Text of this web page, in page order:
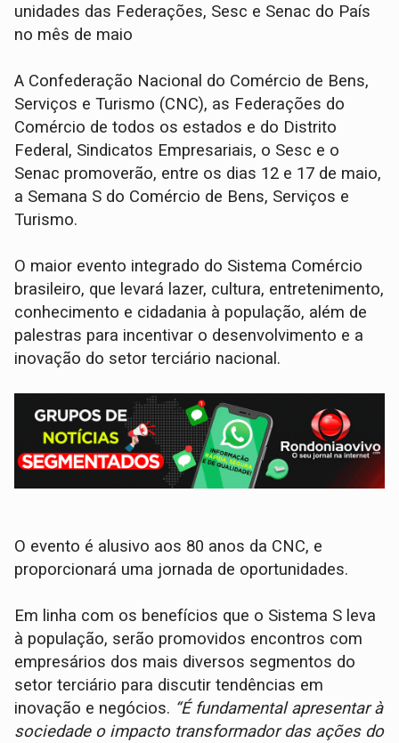
unidades das Federações, Sesc e Senac do País
no mês de maio
A Confederação Nacional do Comércio de Bens,
Serviços e Turismo (CNC), as Federações do
Comércio de todos os estados e do Distrito
Federal, Sindicatos Empresariais, o Sesc e o
Senac promoverão, entre os dias 12 e 17 de maio,
a Semana S do Comércio de Bens, Serviços e
Turismo.
O maior evento integrado do Sistema Comércio
brasileiro, que levará lazer, cultura, entretenimento,
conhecimento e cidadania à população, além de
palestras para incentivar o desenvolvimento e a
inovação do setor terciário nacional.
O evento é alusivo aos 80 anos da CNC, e
proporcionará uma jornada de oportunidades.
Em linha com os benefícios que o Sistema S leva
à população, serão promovidos encontros com
empresários dos mais diversos segmentos do
setor terciário para discutir tendências em
inovação e negócios. “É fundamental apresentar à
sociedade o impacto transformador das ações do